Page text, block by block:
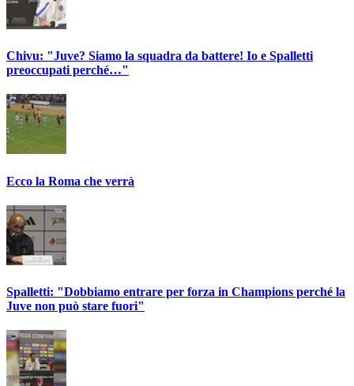
Chivu: "Juve? Siamo la squadra da battere! Io e Spalletti
preoccupati perché…"
Ecco la Roma che verrà
Spalletti: "Dobbiamo entrare per forza in Champions perché la
Juve non può stare fuori"